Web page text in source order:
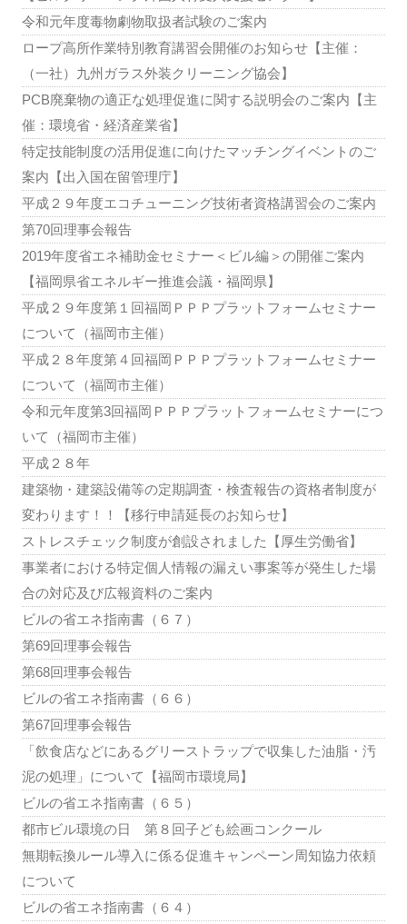
令和元年度毒物劇物取扱者試験のご案内
ロープ高所作業特別教育講習会開催のお知らせ【主催：
（一社）九州ガラス外装クリーニング協会】
PCB廃棄物の適正な処理促進に関する説明会のご案内【主
催：環境省・経済産業省】
特定技能制度の活用促進に向けたマッチングイベントのご
案内【出入国在留管理庁】
平成２９年度エコチューニング技術者資格講習会のご案内
第70回理事会報告
2019年度省エネ補助金セミナー＜ビル編＞の開催ご案内
【福岡県省エネルギー推進会議・福岡県】
平成２９年度第１回福岡ＰＰＰプラットフォームセミナー
について（福岡市主催）
平成２８年度第４回福岡ＰＰＰプラットフォームセミナー
について（福岡市主催）
令和元年度第3回福岡ＰＰＰプラットフォームセミナーにつ
いて（福岡市主催）
平成２８年
建築物・建築設備等の定期調査・検査報告の資格者制度が
変わります！！【移行申請延長のお知らせ】
ストレスチェック制度が創設されました【厚生労働省】
事業者における特定個人情報の漏えい事案等が発生した場
合の対応及び広報資料のご案内
ビルの省エネ指南書（６７）
第69回理事会報告
第68回理事会報告
ビルの省エネ指南書（６６）
第67回理事会報告
「飲食店などにあるグリーストラップで収集した油脂・汚
泥の処理」について【福岡市環境局】
ビルの省エネ指南書（６５）
都市ビル環境の日 第８回子ども絵画コンクール
無期転換ルール導入に係る促進キャンペーン周知協力依頼
について
ビルの省エネ指南書（６４）